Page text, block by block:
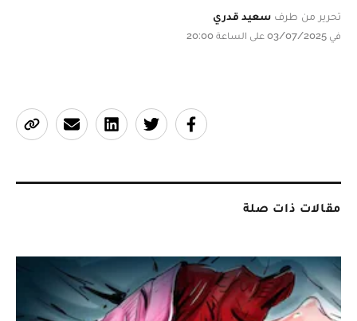
تحرير من طرف سعيد قدري
في 03/07/2025 على الساعة 20:00
مقالات ذات صلة